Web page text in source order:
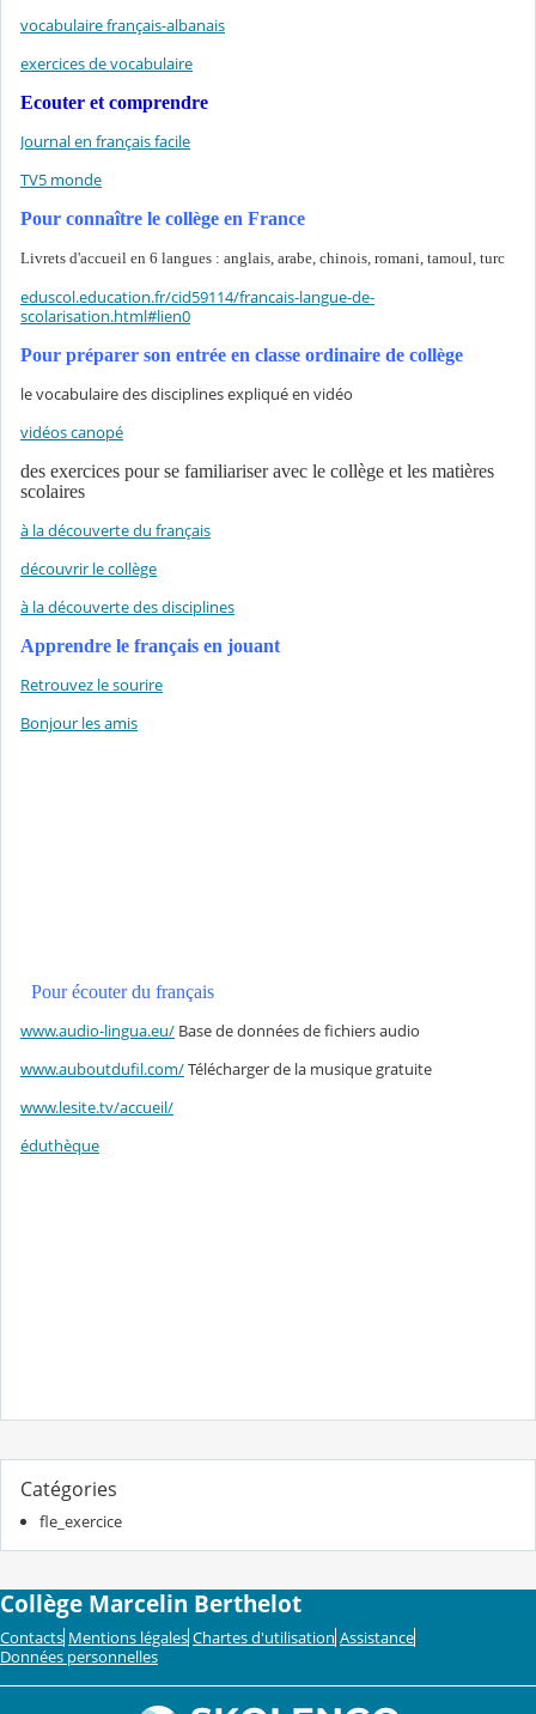
vocabulaire français-albanais
exercices de vocabulaire
Ecouter et comprendre
Journal en français facile
TV5 monde
Pour connaître le collège en France
Livrets d'accueil en 6 langues : anglais, arabe, chinois, romani, tamoul, turc
eduscol.education.fr/cid59114/francais-langue-de-
scolarisation.html#lien0
Pour préparer son entrée en classe ordinaire de collège
le vocabulaire des disciplines expliqué en vidéo
vidéos canopé
des exercices pour se familiariser avec le collège et les matières
scolaires
à la découverte du français
découvrir le collège
à la découverte des disciplines
Apprendre le français en jouant
Retrouvez le sourire
Bonjour les amis
Pour écouter du français
www.audio-lingua.eu/ Base de données de fichiers audio
www.auboutdufil.com/Télécharger de la musique gratuite
www.lesite.tv/accueil/
éduthèque
Catégories
fle_exercice
Collège Marcelin Berthelot
Contacts Mentions légales Chartes d'utilisation Assistance
Données personnelles